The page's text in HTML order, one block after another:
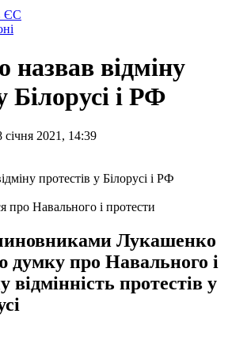
ЄС
відміну
Білорусі і РФ
2021, 14:39
про Навального і протести
чиновниками Лукашенко
думку про Навального і
відмінність протестів у